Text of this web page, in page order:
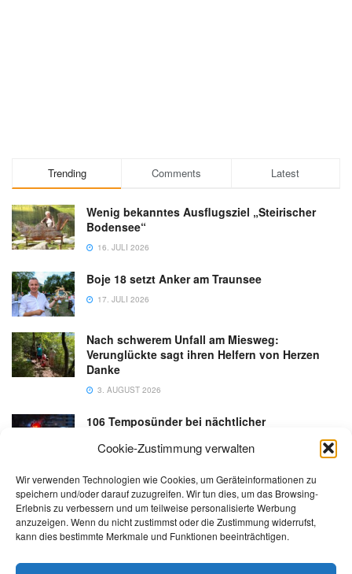
Cookie-Zustimmung verwalten
Wir verwenden Technologien wie Cookies, um Geräteinformationen zu
speichern und/oder darauf zuzugreifen. Wir tun dies, um das Browsing-
Erlebnis zu verbessern und um teilweise personalisierte Werbung
anzuzeigen. Wenn du nicht zustimmst oder die Zustimmung widerrufst,
kann dies bestimmte Merkmale und Funktionen beeinträchtigen.
Trending Comments Latest
Wenig bekanntes Ausflugsziel „Steirischer
Bodensee“
16. JULI 2026
Boje 18 setzt Anker am Traunsee
17. JULI 2026
Nach schwerem Unfall am Miesweg:
Verunglückte sagt ihren Helfern von Herzen
Danke
3. AUGUST 2026
106 Temposünder bei nächtlicher
18. JULI 2026